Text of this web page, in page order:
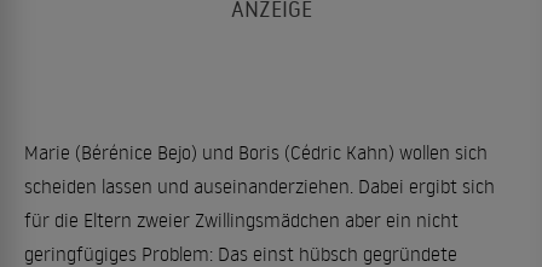
Marie (Bérénice Bejo) und Boris (Cédric Kahn) wollen sich
scheiden lassen und auseinanderziehen. Dabei ergibt sich
für die Eltern zweier Zwillingsmädchen aber ein nicht
geringfügiges Problem: Das einst hübsch gegründete